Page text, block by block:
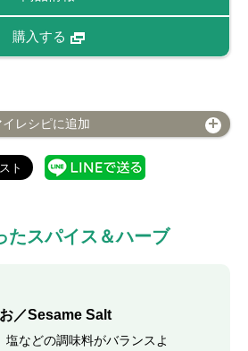
購入する
イレシピに追加
たスパイス＆ハーブ
／Sesame Salt
塩などの調味料がバランスよ